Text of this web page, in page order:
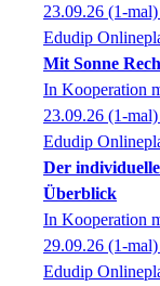
23.09.26 (1-mal)
Edudip
Mit Sonne
In Kooperation
23.09.26 (1-mal)
Edudip
Der
Überblick
In Kooperation
29.09.26 (1-mal)
Edudip